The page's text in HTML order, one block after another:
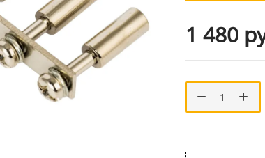
1 480